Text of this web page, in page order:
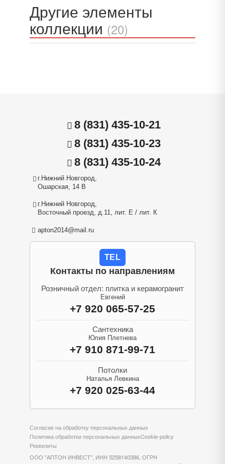
Другие элементы
коллекции (20)
8 (831) 435-10-21
8 (831) 435-10-23
8 (831) 435-10-24
г.Нижний Новгород,
Ошарская, 14 В
г.Нижний Новгород,
Восточный проезд, д.11, лит. Е / лит. К
apton2014@mail.ru
TEL
Контакты по направлениям
Розничный отдел: плитка и керамогранит
Евгений
+7 920 065-57-25
Сантехника
Юлия Плетнева
+7 910 871-99-71
Потолки
Наталья Левкина
+7 920 025-63-44
Согласие на обработку персональных данных
Политика обработки персональных данныхCookie-policy
Реквизиты
ООО "АПТОН ИНВЕСТ", ИНН 5258140386, ОГРН